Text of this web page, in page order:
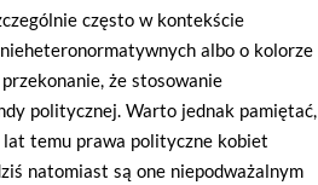
często w kontekście
albo o kolorze
że stosowanie
politycznej. Warto jednak pamiętać,
temu prawa polityczne kobiet
natomiast są one niepodważalnym